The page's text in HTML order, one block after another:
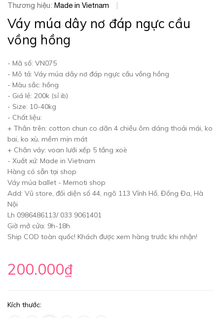
Thương hiệu: Made in Vietnam
Váy múa dây nơ đáp ngực cầu
vồng hồng
- Mã số: VN075
- Mô tả: Váy múa dây nơ đáp ngực cầu vồng hồng
- Màu sắc: hồng
- Giá lẻ: 200k (sỉ ib)
- Size: 10-40kg
- Chất liệu:
+ Thân trên: cotton chun co dãn 4 chiều ôm dáng thoải mái, ko
bai, ko xù, mềm mịn mát
+ Chân váy: voan lưới xếp 5 tầng xoè
- Xuất xứ: Made in Vietnam
Hàng có sẵn tại shop
Váy múa ballet - Memoti shop
Add: Vũ store, đối diện số 44, ngõ 113 Vĩnh Hồ, Đống Đa, Hà
Nội
Lh 0986486113/ 033 9061401
Giờ mở cửa: 9h-18h
Ship COD toàn quốc! Khách được xem hàng trước khi nhận!
200.000₫
Kích thước: